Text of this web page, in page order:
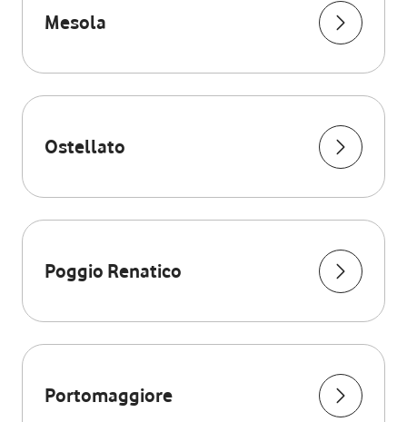
Mesola
Ostellato
Poggio Renatico
Portomaggiore